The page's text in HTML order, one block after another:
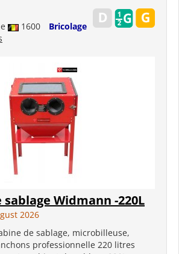
1600
Bricolage
sablage Widmann -220L
2026
de sablage, microbilleuse,
professionnelle 220 litres